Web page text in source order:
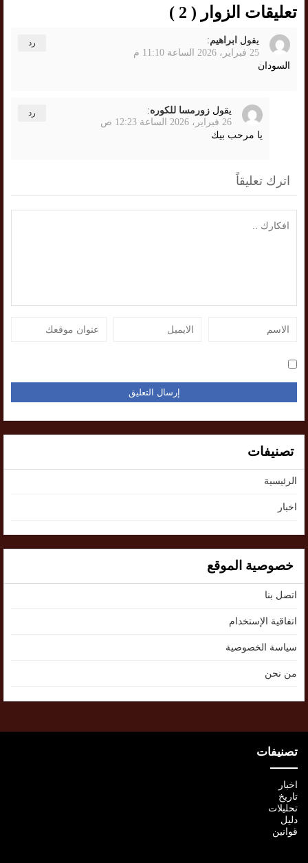
تعليقات الزوار ( 2 )
يقول ابراهيم:
25 فبراير، 2026 الساعة 11:10 م
السودان
رد
يقول زورمسا للكوره:
26 فبراير، 2026 الساعة 12:23 ص
يا مرحب بيك
رد
اترك تعليقاً
تصنيفات
الرئيسية
اخبار
خصوصية الموقع
اتصل بنا
اتفاقية الإستخدام
سياسة الخصوصية
من نحن
تصنيفات
اخبار
تاريخ
تحليلات
دليل
قوانين